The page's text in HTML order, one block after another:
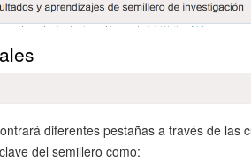
diferentes pestañas a través de las
del semillero como: